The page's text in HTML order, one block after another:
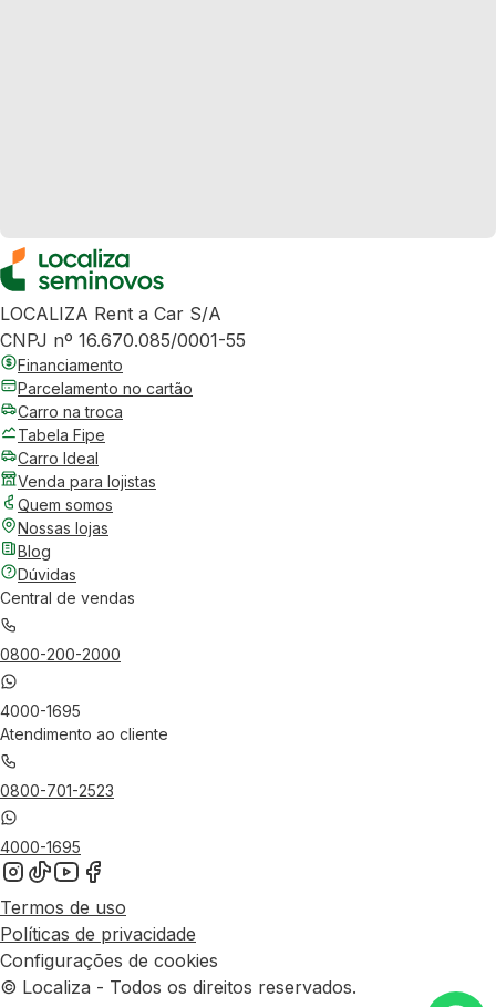
LOCALIZA Rent a Car S/A
CNPJ nº 16.670.085/0001-55
Financiamento
Parcelamento no cartão
Carro na troca
Tabela Fipe
Carro Ideal
Venda para lojistas
Quem somos
Nossas lojas
Blog
Dúvidas
Central de vendas
0800-200-2000
4000-1695
Atendimento ao cliente
0800-701-2523
4000-1695
Termos de uso
Políticas de privacidade
Configurações de cookies
© Localiza - Todos os direitos reservados.